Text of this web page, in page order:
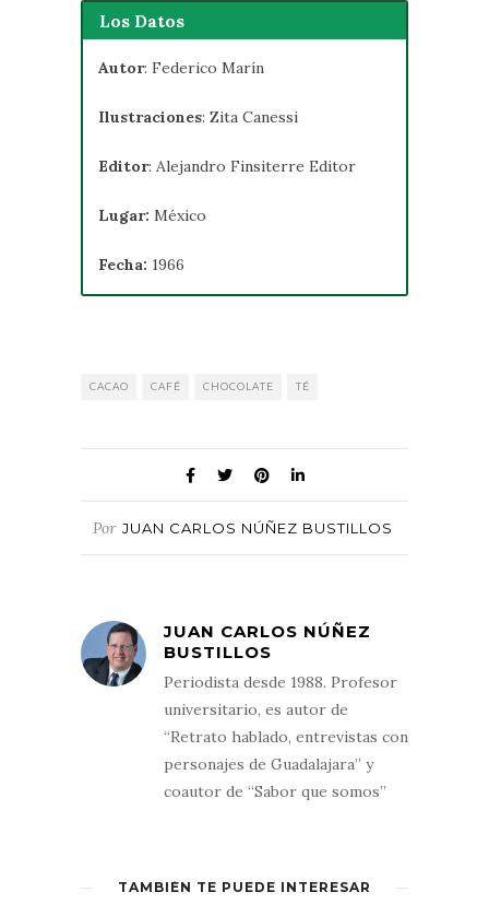
Los Datos
Autor: Federico Marín
Ilustraciones: Zita Canessi
Editor: Alejandro Finsiterre Editor
Lugar: México
Fecha: 1966
CACAO CAFÉ CHOCOLATE TÉ
Por JUAN CARLOS NÚÑEZ BUSTILLOS
JUAN CARLOS NÚÑEZ
BUSTILLOS
Periodista desde 1988. Profesor
universitario, es autor de
“Retrato hablado, entrevistas con
personajes de Guadalajara” y
coautor de “Sabor que somos”
TAMBIÉN TE PUEDE INTERESAR